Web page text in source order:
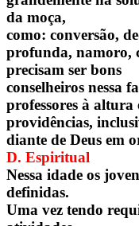
da moça,
como: conversão,
profunda, namoro,
precisam ser bons
conselheiros nessa
professores à altura
providências,
diante de Deus em
D. Espiritual
Nessa idade os
definidas.
Uma vez tendo